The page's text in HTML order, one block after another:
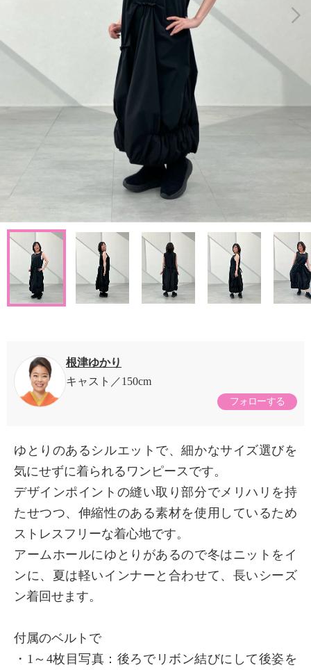
根津ゆかり
キャスト
150cm
フォローする
ゆとりのあるシルエットで、細かなサイズ選びを
気にせずに着られるワンピースです。
デザインポイントの縫い取り部分でメリハリを持
たせつつ、伸縮性のある素材を使用しているため
ストレスフリーな着心地です。
アームホールにゆとりがあるので冬はニットをイ
ンに、夏は軽いインナーと合わせて、長いシーズ
ン着回せます。
付属のベルトで
・1～4枚目写真：後ろでリボン結びにして後姿を